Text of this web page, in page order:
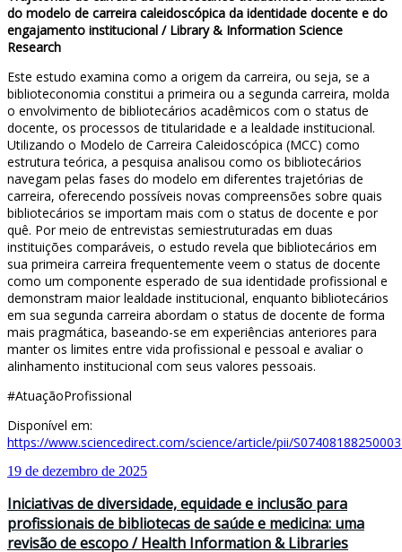
do modelo de carreira caleidoscópica da identidade docente e do
engajamento institucional / Library & Information Science
Research
Este estudo examina como a origem da carreira, ou seja, se a
biblioteconomia constitui a primeira ou a segunda carreira, molda
o envolvimento de bibliotecários acadêmicos com o status de
docente, os processos de titularidade e a lealdade institucional.
Utilizando o Modelo de Carreira Caleidoscópica (MCC) como
estrutura teórica, a pesquisa analisou como os bibliotecários
navegam pelas fases do modelo em diferentes trajetórias de
carreira, oferecendo possíveis novas compreensões sobre quais
bibliotecários se importam mais com o status de docente e por
quê. Por meio de entrevistas semiestruturadas em duas
instituições comparáveis, o estudo revela que bibliotecários em
sua primeira carreira frequentemente veem o status de docente
como um componente esperado de sua identidade profissional e
demonstram maior lealdade institucional, enquanto bibliotecários
em sua segunda carreira abordam o status de docente de forma
mais pragmática, baseando-se em experiências anteriores para
manter os limites entre vida profissional e pessoal e avaliar o
alinhamento institucional com seus valores pessoais.
#AtuaçãoProfissional
Disponível em:
https://www.sciencedirect.com/science/article/pii/
19 de dezembro de 2025
Iniciativas de diversidade, equidade e inclusão para
profissionais de bibliotecas de saúde e medicina: uma
revisão de escopo / Health Information & Libraries